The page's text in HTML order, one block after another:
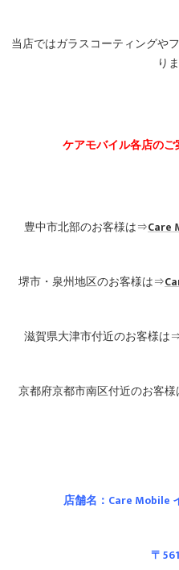
当店ではガラスコーティングや
り
ケアモバイル各店の
豊中市北部のお客様は⇒Care
堺市・泉州地区のお客様は⇒
滋賀県大津市付近のお客様は
京都府京都市南区付近のお客
店舗名：Care Mobile
〒